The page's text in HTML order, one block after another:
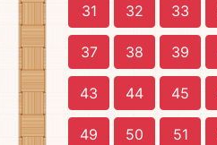
31 32 33
37 38 39
43 44 45
49 50 51